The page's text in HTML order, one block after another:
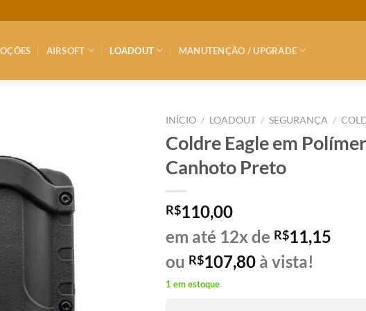
AIRSOFT LOADOUT MANUTENÇÃO / UPGRADE
INÍCIO / LOADOUT / SEGURANÇA /
Coldre Eagle em
Canhoto Preto
R$110,00
em até 12x de R$11,15
ou R$107,80 à vista!
1 em estoque